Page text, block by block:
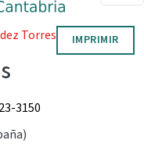
Torres IMPRIMIR
3150